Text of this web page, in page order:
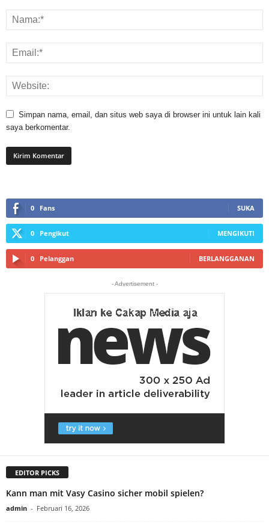
Simpan nama, email, dan situs web saya di browser ini untuk lain kali
saya berkomentar.
0 Fans SUKA
0 Pengikut MENGIKUTI
0 Pelanggan BERLANGGANAN
- Advertisement -
EDITOR PICKS
Kann man mit Vasy Casino sicher mobil spielen?
admin - Februari 16, 2026